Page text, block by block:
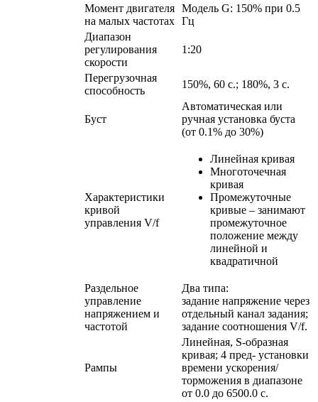
Момент двигателя
на малых частотах
Модель G: 150% при 0.5
Гц
Диапазон
регулирования
скорости
1:20
Перегрузочная
способность
150%, 60 с.; 180%, 3 с.
Буст
Автоматическая или
ручная установка буста
(от 0.1% до 30%)
Характеристики
кривой
управления V/f
Линейная кривая
Многоточечная
кривая
Промежуточные
кривые – занимают
промежуточное
положение между
линейной и
квадратичной
Раздельное
управление
напряжением и
частотой
Два типа:
задание напряжение через
отдельный канал задания;
задание соотношения V/f.
Рампы
Линейная, S-образная
кривая; 4 пред- установки
времени ускорения/
торможения в диапазоне
от 0.0 до 6500.0 с.